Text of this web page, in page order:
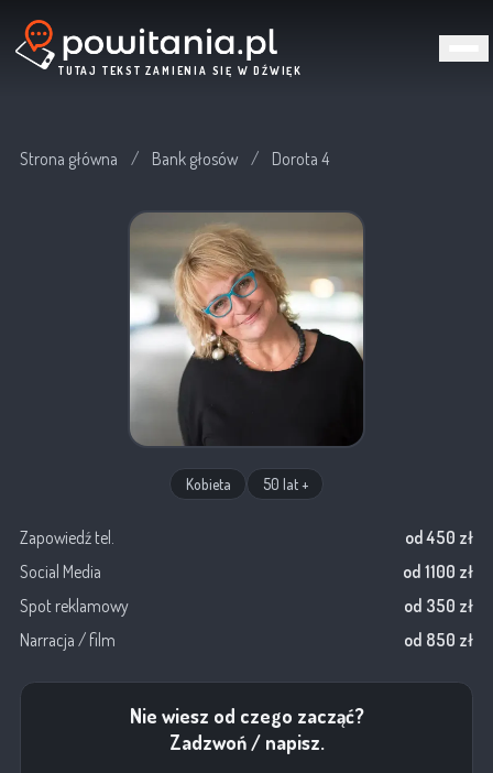
TUTAJ TEKST ZAMIENIA SIĘ W DŹWIĘK
Strona główna / Bank głosów / Dorota 4
Kobieta 50 lat +
Zapowiedź tel.
od 450 zł
Social Media
od 1100 zł
Spot reklamowy
od 350 zł
Narracja / film
od 850 zł
Nie wiesz od czego zacząć?
Zadzwoń / napisz.